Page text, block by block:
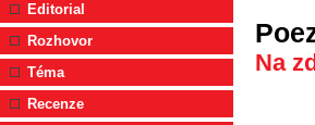
Editorial
Rozhovor
Téma
Recenze
Na